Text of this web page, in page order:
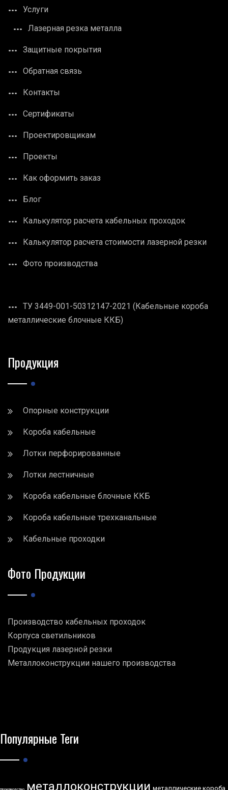
Услуги
Лазерная резка металла
Защитные покрытия
Обратная связь
Контакты
Сертификаты
Проектировщикам
Проекты
Как оформить заказ
Блог
Калькулятор расчета кабельных проходок
Калькулятор расчета стоимости лазерной резки
Фото производства
ТУ 3449-001-50312147-2021 (Кабельные короба
металлические блочные ККБ)
Продукция
Опорные конструкции
Короба кабельные
Лотки перфорированные
Лотки лестничные
Короба кабельные блочные ККБ
Короба кабельные трехканальные
Кабельные проходки
Фото Продукции
Производство кабельных проходок
Корпуса светильников
Продукция лазерной резки
Металлоконструкции нашего производства
Популярные Теги
металлоконструкции металлические короба